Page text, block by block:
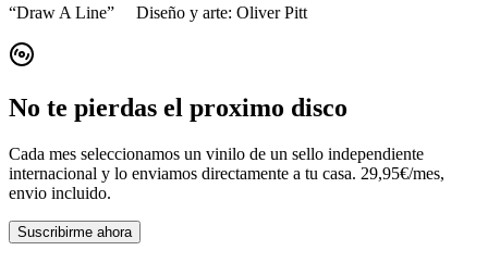
“Draw A Line” Diseño y arte: Oliver Pitt
No te pierdas el proximo disco
Cada mes seleccionamos un vinilo de un sello independiente
internacional y lo enviamos directamente a tu casa. 29,95€/mes,
envio incluido.
Suscribirme ahora